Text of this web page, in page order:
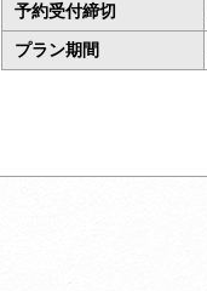
予約受付締切
プラン期間